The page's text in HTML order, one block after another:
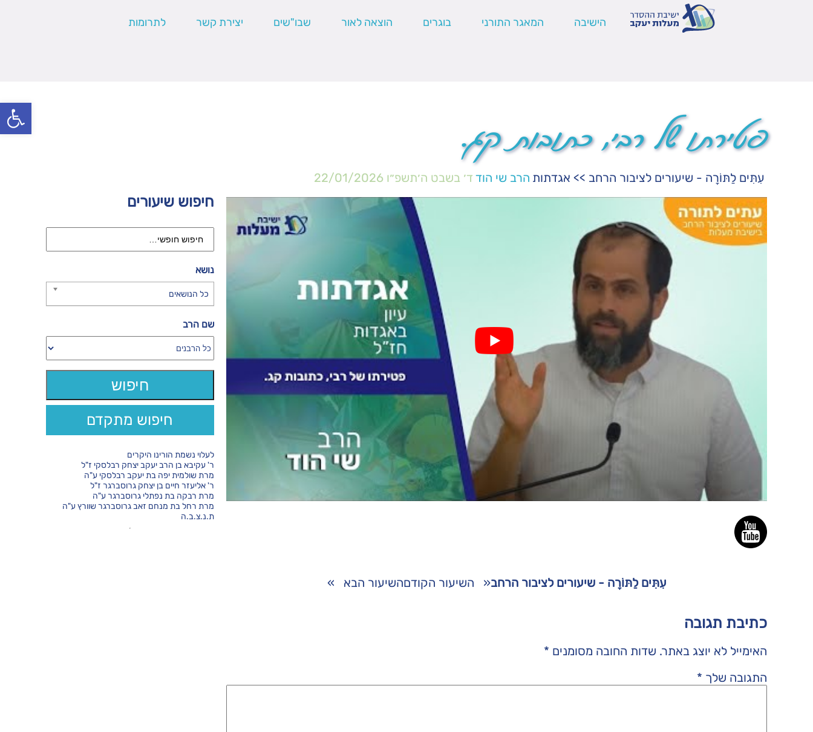
פתח
הישיבה המאגר התורני בוגרים הוצאה לאור שבו"שים יצירת קשר לתרומות
פטירתו של רבי, כתובות קג.
עִתִּים לַתּוֹרָה - שיעורים לציבור הרחב >> אגדתות הרב שי הוד ד׳ בשבט ה׳תשפ״ו 22/01/2026
עִתִּים לַתּוֹרָה - שיעורים לציבור הרחב« השיעור הקודםהשיעור הבא »
כתיבת תגובה
האימייל לא יוצג באתר. שדות החובה מסומנים *
התגובה שלך *
חיפוש שיעורים
נושא
כל הנושאים
שם הרב
חיפוש מתקדם
לעלוי נשמת הורינו היקרים
ר' עקיבא בן הרב יעקב יצחק רבלסקי ז"ל
מרת שולמית יפה בת יעקב רבלסקי ע"ה
ר' אליעזר חיים בן יצחק גרוסברגר ז"ל
מרת רבקה בת נפתלי גרוסברגר ע"ה
מרת רחל בת מנחם זאב גרוסברגר שוורץ ע"ה
ת.נ.צ.ב.ה